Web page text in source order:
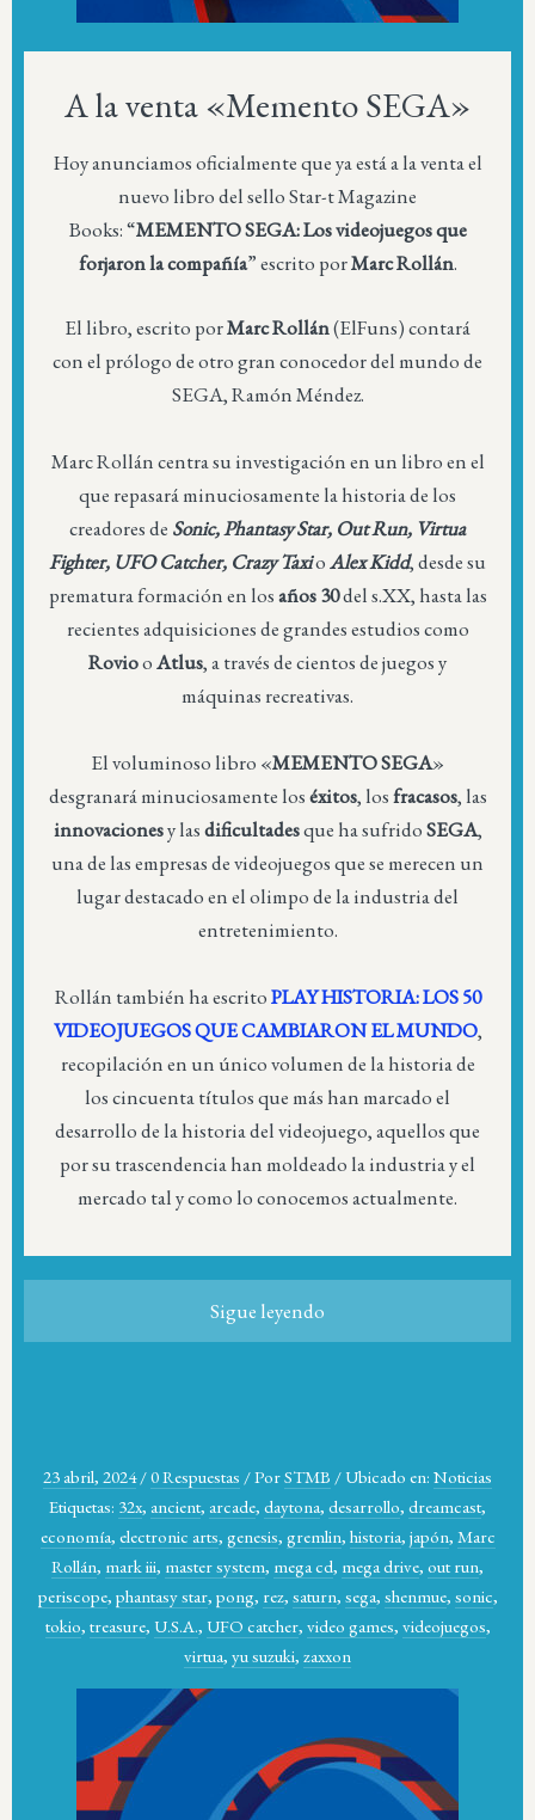
A la venta «Memento SEGA»
Hoy anunciamos oficialmente que ya está a la venta el
nuevo libro del sello Star-t Magazine
Books: “MEMENTO SEGA: Los videojuegos que
forjaron la compañía” escrito porMarc Rollán.
El libro, escrito porMarc Rollán(ElFuns) contará
con el prólogo de otro gran conocedor del mundo de
SEGA, Ramón Méndez.
Marc Rollán centra su investigación en un libro en el
que repasará minuciosamente la historia de los
creadores de Sonic, Phantasy Star, Out Run, Virtua
Fighter, UFO Catcher, Crazy TaxioAlex Kidd, desde su
prematura formación en losaños 30del s.XX, hasta las
recientes adquisiciones de grandes estudios como
RoviooAtlus, a través de cientos de juegos y
máquinas recreativas.
El voluminoso libro «MEMENTO SEGA»
desgranará minuciosamente loséxitos, losfracasos, las
innovacionesy lasdificultadesque ha sufridoSEGA,
una de las empresas de videojuegos que se merecen un
lugar destacado en el olimpo de la industria del
entretenimiento.
Rollán también ha escritoPLAY HISTORIA: LOS 50
VIDEOJUEGOS QUE CAMBIARON EL MUNDO,
recopilación en un único volumen de la historia de
los cincuenta títulos que más han marcado el
desarrollo de la historia del videojuego, aquellos que
por su trascendencia han moldeado la industria y el
mercado tal y como lo conocemos actualmente.
Sigue leyendo
23 abril, 2024 /0 Respuestas /PorSTMB / Ubicado en: Noticias
Etiquetas: 32x, ancient, arcade, daytona, desarrollo, dreamcast,
economía, electronic arts, genesis, gremlin, historia, japón, Marc
Rollán, mark iii, master system, mega cd, mega drive, out run,
periscope, phantasy star, pong, rez, saturn, sega, shenmue, sonic,
tokio, treasure, U.S.A., UFO catcher, video games, videojuegos,
virtua, yu suzuki, zaxxon